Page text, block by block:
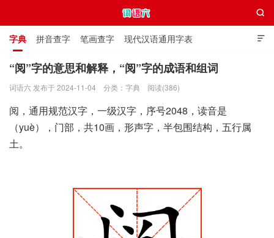

字典 拼音查字 笔画查字 现代汉语通用字表
通用规范汉字表 叠字大全 独体字大全 极简英语词典

“阅”字的意思和解释，“阅”字的成语和组词
词语六 发布于 2024-11-04 分类： 字典 阅读(386)
阅，通用规范汉字，一级汉字，序号2048，读音是
（yuè），门部，共10画，形声字，半包围结构，五行属
土。